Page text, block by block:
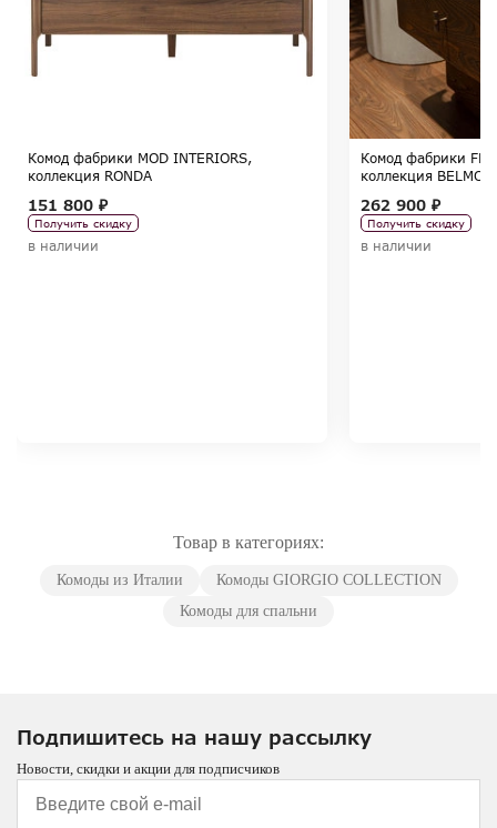
Комод фабрики MOD INTERIORS,
коллекция RONDA
151 800 ₽
Получить скидку
в наличии
Комод фабрики
коллекция
262 900 ₽
Получить скидку
в наличии
Товар в категориях:
Комоды из Италии
Комоды GIORGIO COLLECTION
Комоды для спальни
Подпишитесь на нашу рассылку
Новости, скидки и акции для подписчиков